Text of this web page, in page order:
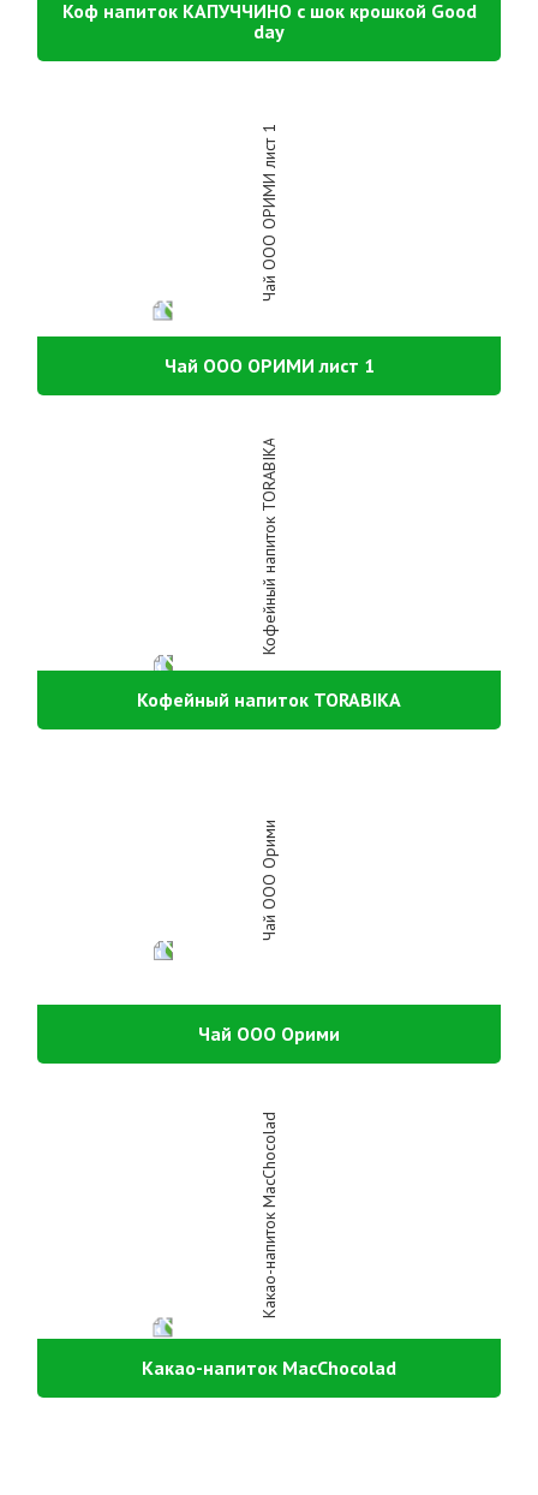
Коф напиток КАПУЧЧИНО с шок крошкой Good
day
Чай ООО ОРИМИ лист 1
Кофейный напиток TORABIKA
Чай ООО Орими
Какао-напиток MacChocolad